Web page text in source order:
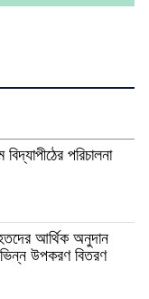
পরিচালনা
আর্থিক অনুদান
উপকরণ বিতরণ